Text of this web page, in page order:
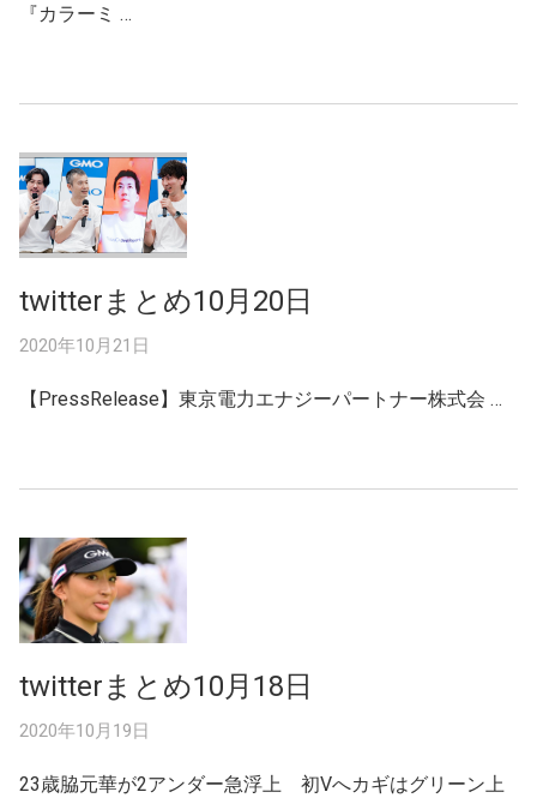
『カラーミ …
twitterまとめ10月20日
2020年10月21日
【PressRelease】東京電力エナジーパートナー株式会 …
twitterまとめ10月18日
2020年10月19日
23歳脇元華が2アンダー急浮上 初Vへカギはグリーン上